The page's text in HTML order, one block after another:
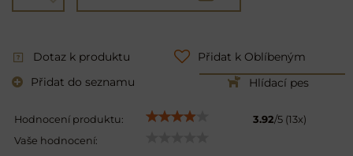
Dotaz k produktu
Přidat k Oblíbeným
Přidat do seznamu
Hlídací pes
Hodnocení produktu: 3.92/5 (13x)
Vaše hodnocení: